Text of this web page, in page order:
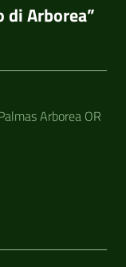
di Arborea”
Arborea OR